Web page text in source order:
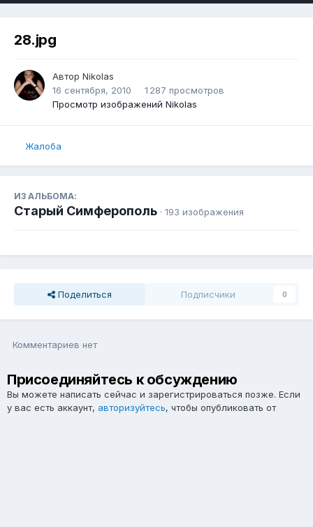
28.jpg
Автор Nikolas
16 сентября, 2010
1 287 просмотров
Просмотр изображений Nikolas
Жалоба
ИЗ АЛЬБОМА:
Старый Симферополь · 193 изображения
Поделиться Подписчики 0
Комментариев нет
Присоединяйтесь к обсуждению
Вы можете написать сейчас и зарегистрироваться позже. Если
у вас есть аккаунт, авторизуйтесь, чтобы опубликовать от